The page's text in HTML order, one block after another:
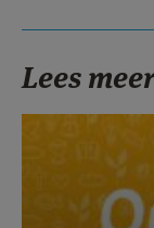
Lees meer